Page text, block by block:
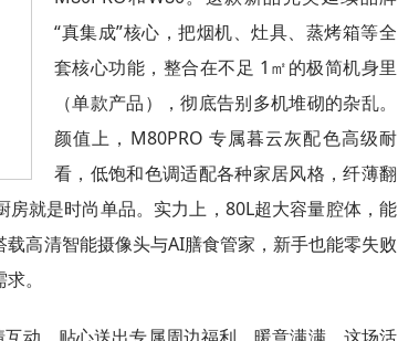
“真集成”核心，把烟机、灶具、蒸烤箱等全
套核心功能，整合在不足 1㎡的极简机身里
（单款产品），彻底告别多机堆砌的杂乱。
颜值上，M80PRO 专属暮云灰配色高级耐
看，低饱和色调适配各种家居风格，纤薄翻
就是时尚单品。实力上，80L超大容量腔体，能
高清智能摄像头与AI膳食管家，新手也能零失败
。